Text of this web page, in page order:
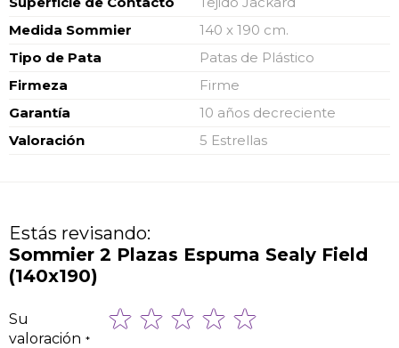
Medida Sommier
140 x 190 cm.
Tipo de Pata
Patas de Plástico
Firmeza
Firme
Garantía
10 años decreciente
Valoración
5 Estrellas
Estás revisando:
Sommier 2 Plazas Espuma Sealy Field
(140x190)
Su
valoración
1
star
2
stars
3
stars
4
stars
5
stars